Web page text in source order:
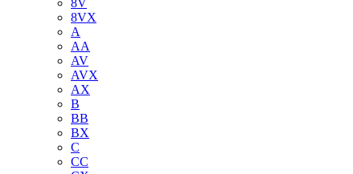
8V
8VX
A
AA
AV
AVX
AX
B
BB
BX
C
CC